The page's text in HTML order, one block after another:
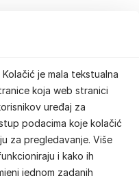
je mala tekstualna
koja web stranici
uređaj za
podacima koje kolačić
za pregledavanje. Više
i kako ih
jednom zadanih